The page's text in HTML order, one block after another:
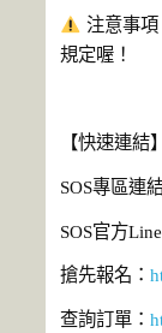
注意事項
規定喔！
【快速連結】
SOS專區連
SOS官方
搶先報名：
查詢訂單：